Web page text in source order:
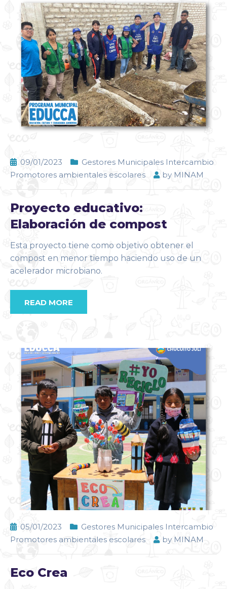
09/01/2023
Gestores Municipales Intercambio
Promotores ambientales escolares
by MINAM
Proyecto educativo:
Elaboración de compost
Esta proyecto tiene como objetivo obtener el
compost en menor tiempo haciendo uso de un
acelerador microbiano.
READ MORE
05/01/2023
Gestores Municipales Intercambio
Promotores ambientales escolares
by MINAM
Eco Crea